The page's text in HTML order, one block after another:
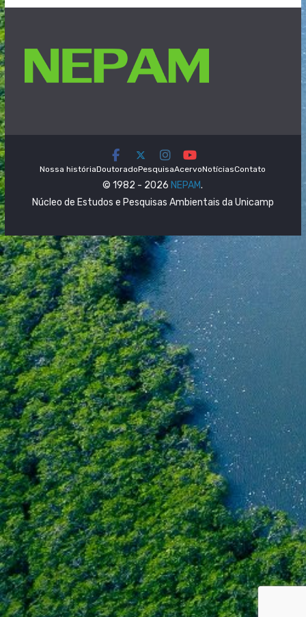
Nossa históriaDoutoradoPesquisaAcervoNotíciasContato
© 1982 - 2026 NEPAM.
Núcleo de Estudos e Pesquisas Ambientais da Unicamp